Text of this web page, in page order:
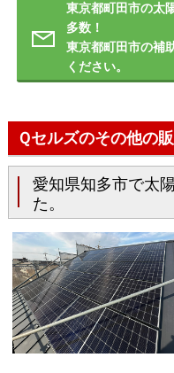
東京都町田市の太
多数！
東京都町田市の補
ください。
Ｑセルズのその他の
愛知県知多市で太
た。